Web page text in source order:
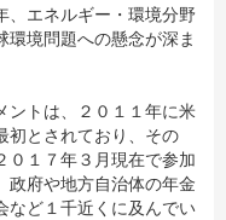
エネルギー・環境分野
境問題への懸念が深ま
トは、２０１１年に米
初とされており、その
０１７年３月現在で参加
政府や地方自治体の年金
など１千近くに及んでい